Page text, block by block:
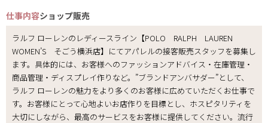
仕事内容ショップ販売
ラルフ ローレンのレディースライン【POLO RALPH LAUREN
WOMEN’S そごう横浜店】にてアパレルの接客販売スタッフを募集し
ます。具体的には、お客様へのファッションアドバイス・在庫管理・
商品管理・ディスプレイ作りなど。”ブランドアンバサダー”として、
ラルフ ローレンの魅力をより多くのお客様に広めていただくお仕事で
す。お客様にとって心地よいお店作りを目標とし、ホスピタリティを
大切にしながら、最高のサービスをお客様に提供してください。流行